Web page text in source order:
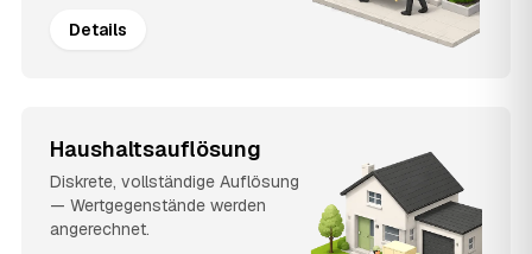
Details
Haushaltsauflösung
Diskrete, vollständige Auflösung
— Wertgegenstände werden
angerechnet.